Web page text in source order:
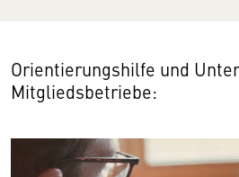
Orientierungshilfe und
Mitgliedsbetriebe: